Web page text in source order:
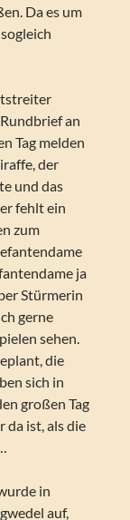
Da es um
an
Tag melden
der
und das
fehlt ein
zum
ja
Stürmerin
gerne
sehen.
die
sich in
großen Tag
da ist, als die
in
auf,